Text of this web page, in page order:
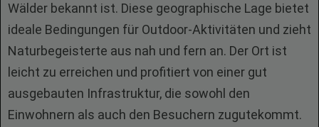
Wälder bekannt ist. Diese geographische Lage bietet
ideale Bedingungen für Outdoor-Aktivitäten und zieht
Naturbegeisterte aus nah und fern an. Der Ort ist
leicht zu erreichen und profitiert von einer gut
ausgebauten Infrastruktur, die sowohl den
Einwohnern als auch den Besuchern zugutekommt.